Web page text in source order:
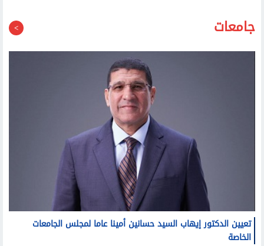
جامعات
تعيين الدكتور إيهاب السيد حسانين أمينا عاما لمجلس الجامعات
الخاصة